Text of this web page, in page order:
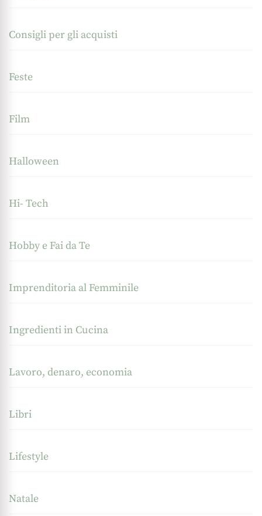
Consigli per gli acquisti
Feste
Film
Halloween
Hi- Tech
Hobby e Fai da Te
Imprenditoria al Femminile
Ingredienti in Cucina
Lavoro, denaro, economia
Libri
Lifestyle
Natale